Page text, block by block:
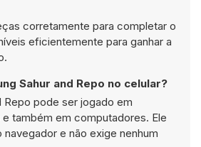
corretamente para completar o
eficientemente para ganhar a
Sahur and Repo no celular?
Repo pode ser jogado em
também em computadores. Ele
e não exige nenhum